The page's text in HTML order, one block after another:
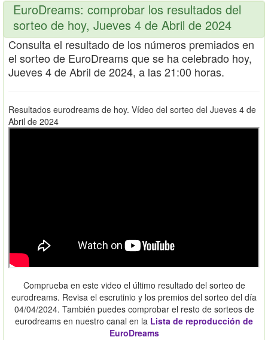
EuroDreams: comprobar los resultados del
sorteo de hoy, Jueves 4 de Abril de 2024
Consulta el resultado de los números premiados en
el sorteo de EuroDreams que se ha celebrado hoy,
Jueves 4 de Abril de 2024, a las 21:00 horas.
Resultados eurodreams de hoy. Vídeo del sorteo del Jueves 4 de
Abril de 2024
Comprueba en este video el último resultado del sorteo de
eurodreams. Revisa el escrutinio y los premios del sorteo del día
04/04/2024. También puedes comprobar el resto de sorteos de
eurodreams en nuestro canal en la Lista de reproducción de
EuroDreams